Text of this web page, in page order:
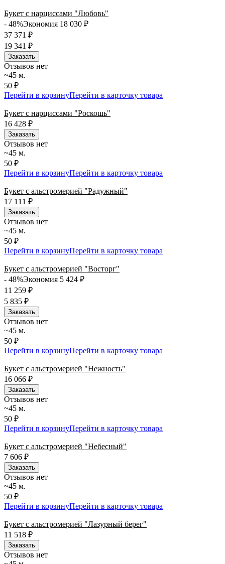
Букет с нарциссами "Любовь"
- 48%Экономия 18 030 ₽
37 371 ₽
19 341 ₽
Заказать
Отзывов нет
~45 м.
50 ₽
Перейти в корзинуПерейти в карточку товара
Букет с нарциссами "Роскошь"
16 428 ₽
Заказать
Отзывов нет
~45 м.
50 ₽
Перейти в корзинуПерейти в карточку товара
Букет с альстромерией "Радужный"
17 111
₽
Заказать
Отзывов нет
~45 м.
50 ₽
Перейти в корзинуПерейти в карточку товара
Букет с альстромерией "Восторг"
- 48%Экономия 5 424 ₽
11 259 ₽
5 835 ₽
Заказать
Отзывов нет
~45 м.
50 ₽
Перейти в корзинуПерейти в карточку товара
Букет с альстромерией "Нежность"
16 066 ₽
Заказать
Отзывов нет
~45 м.
50 ₽
Перейти в корзинуПерейти в карточку товара
Букет с альстромерией "Небесный"
7 606 ₽
Заказать
Отзывов нет
~45 м.
50 ₽
Перейти в корзинуПерейти в карточку товара
Букет с альстромерией "Лазурный берег"
11 518 ₽
Заказать
Отзывов нет